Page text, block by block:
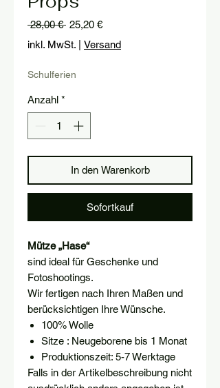
28,00 € Standardpreis
25,20 €Sale-
Preis
inkl. MwSt. Versand
Schulferien
Anzahl *
In den Warenkorb
Sofortkauf
Mütze „Hase“
sind ideal für Geschenke und
Fotoshootings.
Wir fertigen nach Ihren Maßen und
berücksichtigen Ihre Wünsche.
100% Wolle
Sitze : Neugeborene bis 1 Monat
Produktionszeit: 5-7 Werktage
Falls in der Artikelbeschreibung nicht